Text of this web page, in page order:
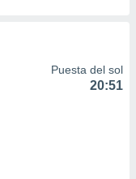
Puesta del sol
20:51